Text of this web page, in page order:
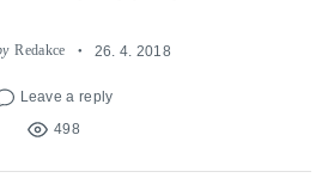
Redakce 26. 4. 2018
Leave a reply
498